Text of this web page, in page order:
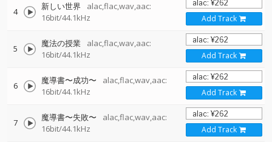
4 新しい世界
alac,flac,wav,aac:
16bit/44.1kHz
Add Track
5 魔法の授業
alac,flac,wav,aac:
16bit/44.1kHz
Add Track
6 魔導書〜成功〜
alac,flac,wav,aac:
16bit/44.1kHz
Add Track
7 魔導書〜失敗〜
alac,flac,wav,aac:
16bit/44.1kHz
Add Track